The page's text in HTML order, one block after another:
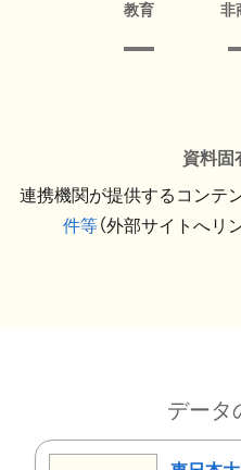
教育 非
資料固
連携機関が提供するコンテ
件等（外部サイトへリ
データ